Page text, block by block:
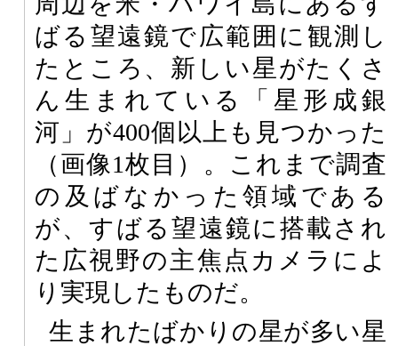
ばる望遠鏡で広範囲に観測し
たところ、新しい星がたくさ
ん生まれている「星形成銀
河」が400個以上も見つかった
（画像1枚目）。これまで調査
の及ばなかった領域である
が、すばる望遠鏡に搭載され
た広視野の主焦点カメラによ
り実現したものだ。
生まれたばかりの星が多い星